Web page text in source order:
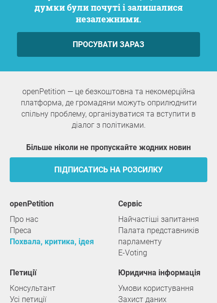
думки були почуті і залишалися
незалежними.
ПРОСУВАТИ ЗАРАЗ
openPetition — це безкоштовна та некомерційна
платформа, де громадяни можуть оприлюднити
спільну проблему, організуватися та вступити в
діалог з політиками.
Більше ніколи не пропускайте жодних новин
ПІДПИСАТИСЬ НА РОЗСИЛКУ
openPetition
Про нас
Преса
Похвала, критика, ідея
сервіс
Найчастіші запитання
Палата представників
парламенту
E-Voting
Петиції
Консультант
Усі петиції
Юридична інформація
Умови користування
Захист даних